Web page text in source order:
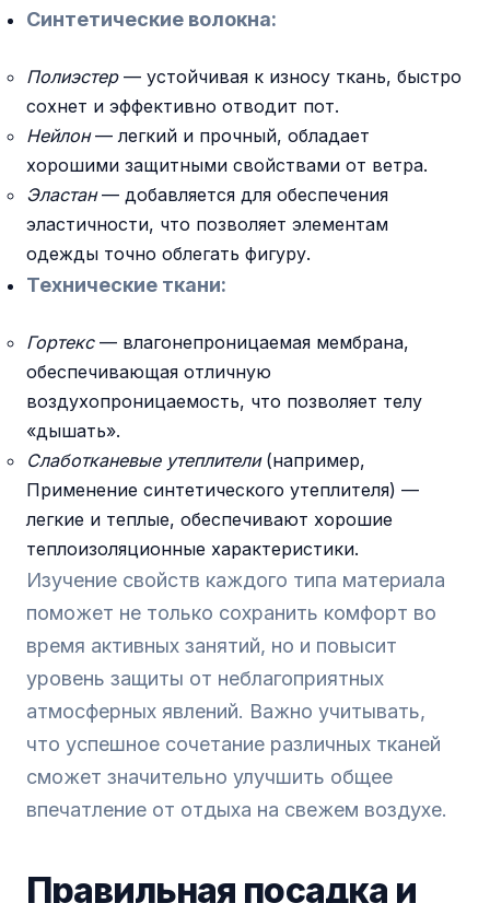
Синтетические волокна:
Полиэстер— устойчивая к износу ткань, быстро
сохнет и эффективно отводит пот.
Нейлон— легкий и прочный, обладает
хорошими защитными свойствами от ветра.
Эластан— добавляется для обеспечения
эластичности, что позволяет элементам
одежды точно облегать фигуру.
Технические ткани:
Гортекс— влагонепроницаемая мембрана,
обеспечивающая отличную
воздухопроницаемость, что позволяет телу
«дышать».
Слаботканевые утеплители(например,
Применение синтетического утеплителя) —
легкие и теплые, обеспечивают хорошие
теплоизоляционные характеристики.
Изучение свойств каждого типа материала
поможет не только сохранить комфорт во
время активных занятий, но и повысит
уровень защиты от неблагоприятных
атмосферных явлений. Важно учитывать,
что успешное сочетание различных тканей
сможет значительно улучшить общее
впечатление от отдыха на свежем воздухе.
Правильная посадка и